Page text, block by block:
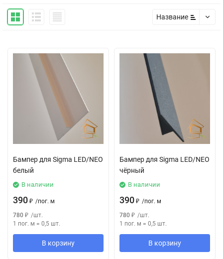
Название
Бампер для Sigma LED/NEO
белый
В наличии
390 ₽ /пог. м
780 ₽ /шт.
1 пог. м = 0,5 шт.
В корзину
Бампер для Sigma LED/NEO
чёрный
В наличии
390 ₽ /пог. м
780 ₽ /шт.
1 пог. м = 0,5 шт.
В корзину